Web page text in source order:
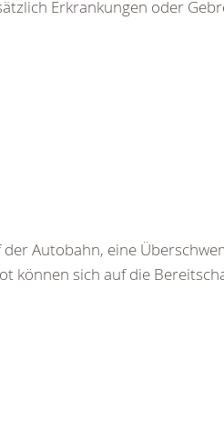
Erkrankungen oder
Autobahn, eine
können sich auf die